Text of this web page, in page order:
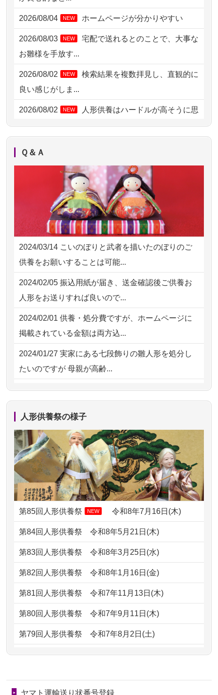
2026/08/03 21:17 愛知県の方からお申込み
2026/08/02 18:47
2026/08/02 11:15 千葉県の方からお申込み
2026/08/02 10:39 神奈川の方からお申込み
2026/08/02 09:15
2026/08/02 06:46 相模原の方からお申込み
2026/08/01 19:28 東京都の方からお申込み
2026/08/01 17:10 東京都の方からお申込み
2026/08/01 11:07 さいたの方からお申込み
2026/07/31 17:28 栃木県の方からお申込み
2026/07/31 12:32 東京都の方からお申込み
2026/08/04 NEW ホームページが分かりやすい
2026/08/03 NEW
宅配で送れるとのことで、大事な
お雛様を手放す...
2026/08/02 NEW
検索結果を複数拝見し、直観的に
良い感じがしま...
2026/08/02 NEW
人形供養はハードルが高そうに思
えるのですが、...
NEW
お人形の仕分けなども丁寧に行う
様子から、大切...
2026/07/25供養の内容（料金や送り方等）がとて
も丁寧に説...
2026/07/18 つい先日も利用させていただきまし
た。 手続...
2026/07/18 大切にしていたお人形をきちんと供養
してくださ...
2026/07/15 子供の頃から可愛がってきた七段飾り
の雛人形で...
2026/07/15 お客様の声を読み、丁寧に供養してい
ただけそう...
2026/07/11思い出のある人形達を、ちゃんと供養
したく、花...
2026/07/10家から近かったので。
2026/07/08誰も住んでいない実家の片付けを始め
ました。 ...
2026/07/069年間自由が丘店を見守ってくれてあり
がとう。
2026/07/05 しっかりとお人形たちの供養をしてい
ただけると...
2026/06/30長年大事にしてきた雛人形です、供養
ガラスケースのまま引き取ってくださ
るのが助か...
ました。お...
Ｑ＆Ａ
2024/03/14 こいのぼりと武者を描いたのぼりのご
供養をお願いすることは可能...
2024/02/05 振込用紙が届き、送金確認後ご供養お
人形をお送りすれば良いので...
2024/02/01 供養・処分費ですが、ホームページに
掲載されている金額は両方込...
2024/01/27 実家にある七段飾りの雛人形を処分し
たいのですが 母親が高齢...
2024/01/13剥製の供養・処分をお願いできます
ですが？
2024/01/13お雛様のセットを供養・処分したいの
ですが、お雛様とお内裏様だ...
2024/01/13供養申込みの後、供養祭までお人形は
どうなってるのですか？
2024/01/13会社のようですが、きちんと供養して
供養が終わったお人形以外はどうして
るのですか？
しょうか？
人形供養祭の様子
第85回人形供養祭 NEW 令和8年7月16日(木)
第84回人形供養祭令和8年5月21日(木)
第83回人形供養祭令和8年3月25日(水)
第82回人形供養祭令和8年1月16日(金)
第81回人形供養祭令和7年11月13日(木)
第80回人形供養祭令和7年9月11日(木)
第79回人形供養祭令和7年8月2日(土)
第78回人形供養祭令和7年6月20日(金)
ヤマト運輸送り状番号登録